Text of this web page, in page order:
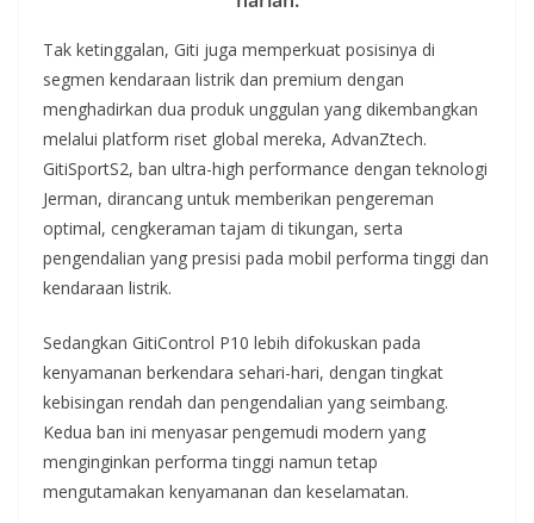
Tak ketinggalan, Giti juga memperkuat posisinya di
segmen kendaraan listrik dan premium dengan
menghadirkan dua produk unggulan yang dikembangkan
melalui platform riset global mereka, AdvanZtech.
GitiSportS2, ban ultra-high performance dengan teknologi
Jerman, dirancang untuk memberikan pengereman
optimal, cengkeraman tajam di tikungan, serta
pengendalian yang presisi pada mobil performa tinggi dan
kendaraan listrik.
Sedangkan GitiControl P10 lebih difokuskan pada
kenyamanan berkendara sehari-hari, dengan tingkat
kebisingan rendah dan pengendalian yang seimbang.
Kedua ban ini menyasar pengemudi modern yang
menginginkan performa tinggi namun tetap
mengutamakan kenyamanan dan keselamatan.